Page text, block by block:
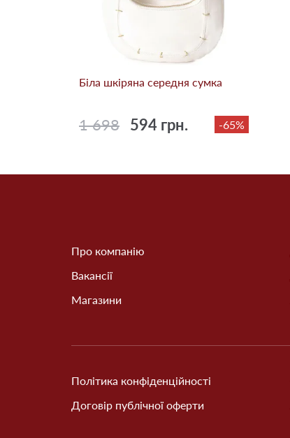
Біла шкіряна середня сумка
1 698 594 грн. -65%
Про компанію
Вакансії
Магазини
Політика конфіденційності
Договір публічної оферти